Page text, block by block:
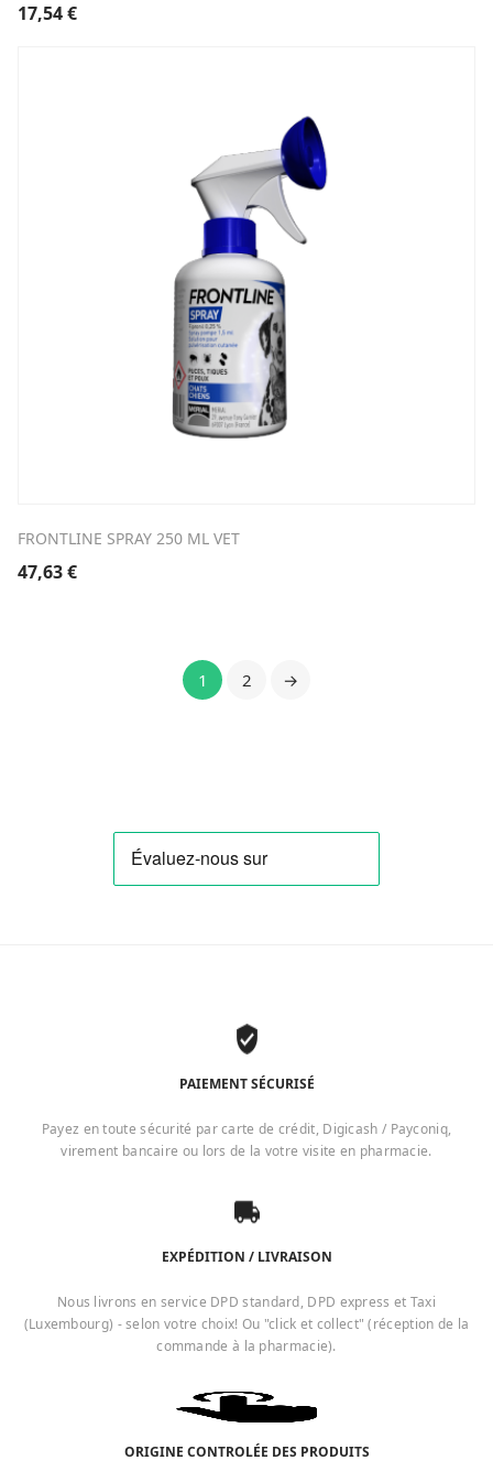
17,54€
FRONTLINE SPRAY 250 ML VET
47,63€
1 2 →
PAIEMENT SÉCURISÉ
Payez en toute sécurité par carte de crédit, Digicash / Payconiq,
virement bancaire ou lors de la votre visite en pharmacie.
EXPÉDITION / LIVRAISON
Nous livrons en service DPD standard, DPD express et Taxi
(Luxembourg) - selon votre choix! Ou "click et collect" (réception de la
commande à la pharmacie).
ORIGINE CONTROLÉE DES PRODUITS